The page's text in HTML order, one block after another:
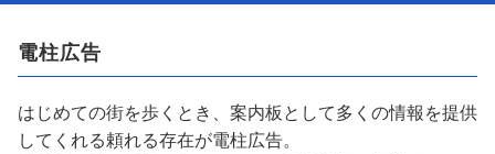
電柱広告
はじめての街を歩くとき、案内板として多くの情報を提供
してくれる頼れる存在が電柱広告。